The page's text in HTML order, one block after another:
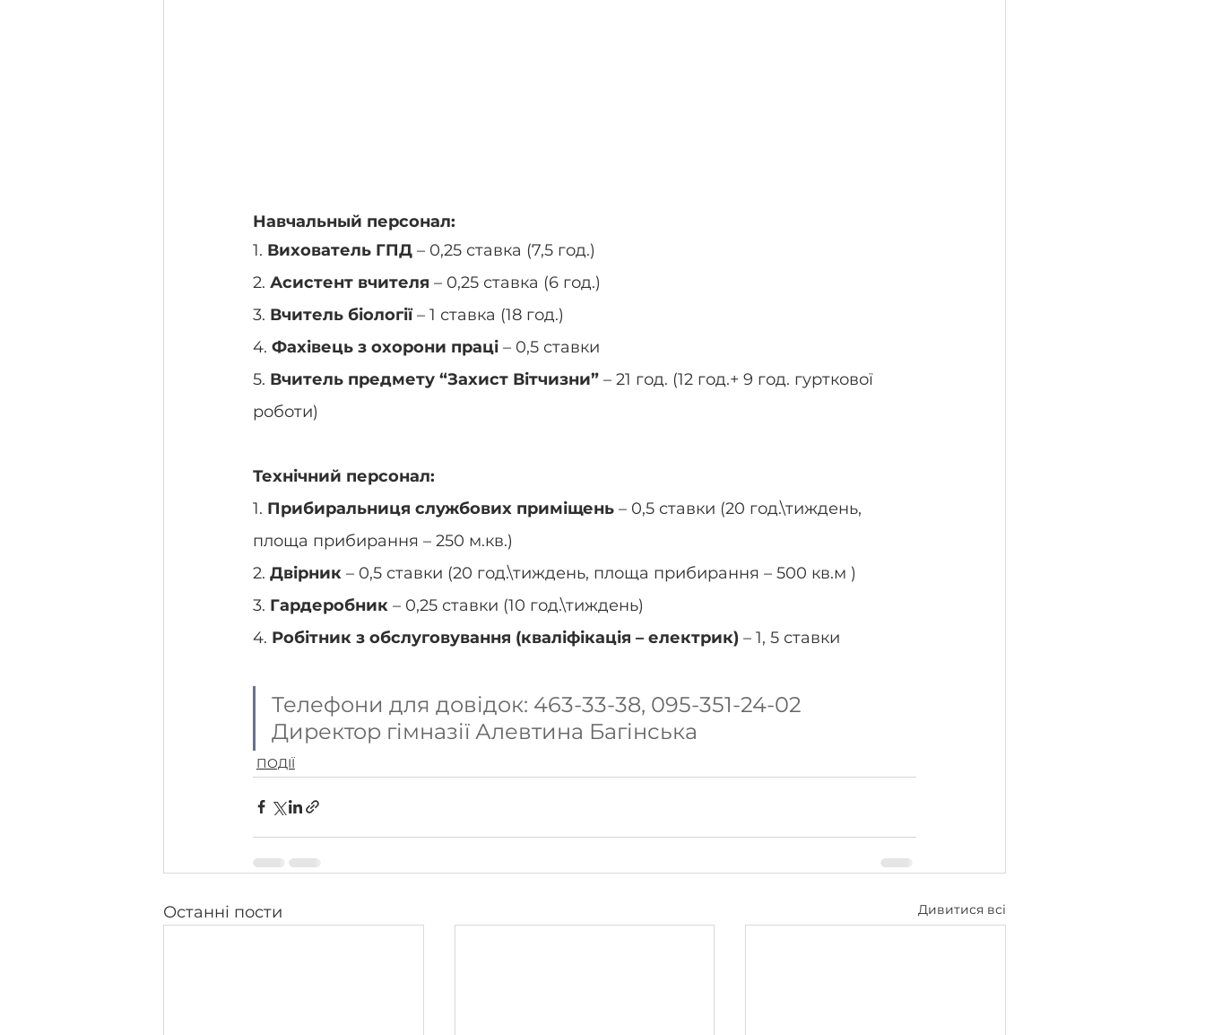
Навчальный персонал:
1. Вихователь ГПД – 0,25 ставка (7,5 год.)
2. Асистент вчителя – 0,25 ставка (6 год.)
3. Вчитель біології – 1 ставка (18 год.)
4. Фахівець з охорони праці – 0,5 ставки
5. Вчитель предмету “Захист Вітчизни” – 21 год. (12 год.+ 9 год. гурткової
роботи)
Технічний персонал:
1. Прибиральниця службових приміщень – 0,5 ставки (20 год.\тиждень,
площа прибирання – 250 м.кв.)
2. Двірник – 0,5 ставки (20 год.\тиждень, площа прибирання – 500 кв.м )
3. Гардеробник – 0,25 ставки (10 год.\тиждень)
4. Робітник з обслуговування (кваліфікація – електрик) – 1, 5 ставки
Телефони для довідок: 463-33-38, 095-351-24-02
Директор гімназії Алевтина Багінська
ПОДІЇ
Останні пости Дивитися всі